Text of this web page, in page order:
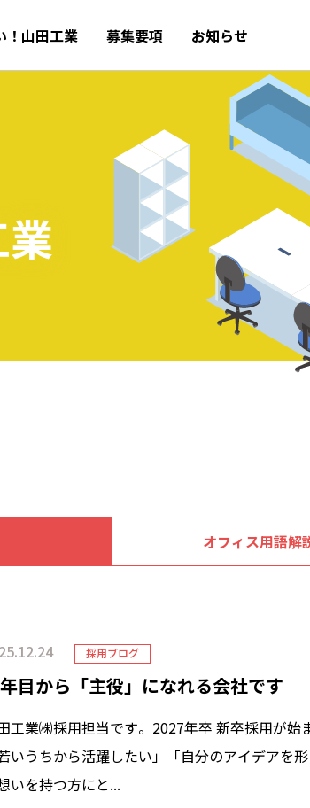
！山田工業 募集要項 お知らせ
オフィス用語解
採用ブログ
目から「主役」になれる会社です
工業㈱採用担当です。2027年卒 新卒採用が始
若いうちから活躍したい」「自分のアイデアを
いを持つ方にと...